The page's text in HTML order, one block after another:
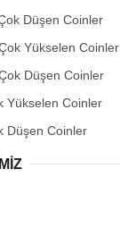
Düşen Coinler
Yükselen Coinler
Düşen Coinler
Yükselen Coinler
Düşen Coinler